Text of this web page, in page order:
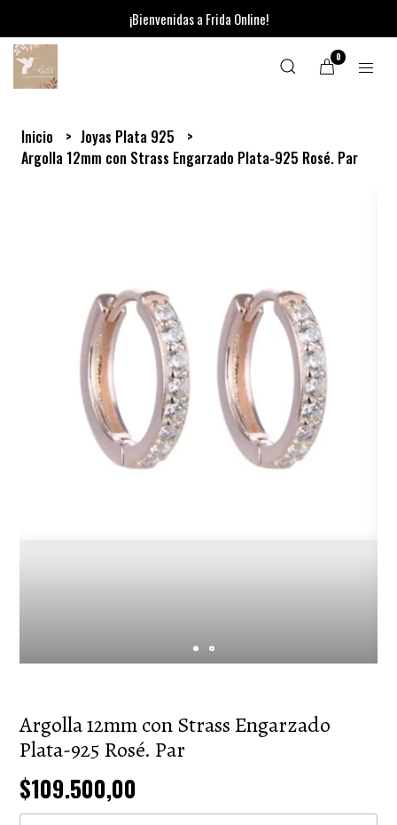
¡Bienvenidas a Frida Online!
0
Inicio
Joyas Plata 925
Argolla 12mm con Strass Engarzado Plata-925 Rosé. Par
Argolla 12mm con Strass Engarzado
Plata-925 Rosé. Par
$109.500,00